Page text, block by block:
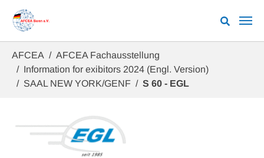
AFCEA
AFCEA Fachausstellung
Information for exibitors 2024 (Engl. Version)
SAAL NEW YORK/GENF
S 60 - EGL